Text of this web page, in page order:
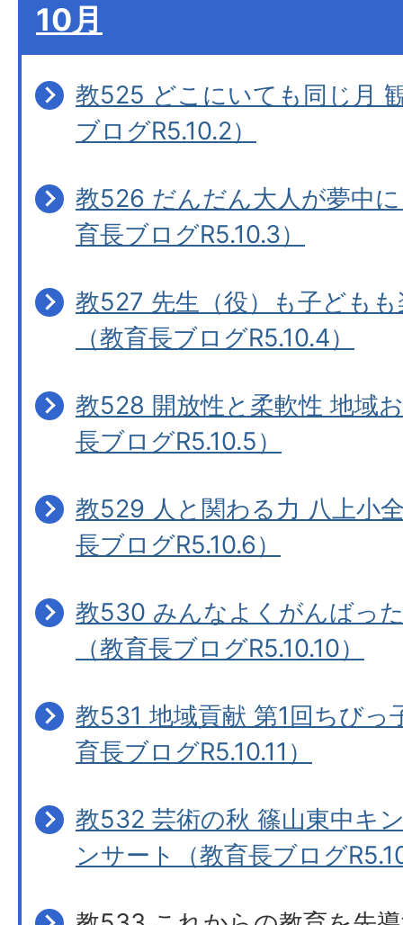
10月
教525 どこにいても同じ月
ブログR5.10.2）
教526 だんだん大人が夢中
育長ブログR5.10.3）
教527 先生（役）も子ども
（教育長ブログR5.10.4）
教528 開放性と柔軟性 地域
長ブログR5.10.5）
教529 人と関わる力 八上小
長ブログR5.10.6）
教530 みんなよくがんばっ
（教育長ブログR5.10.10）
教531 地域貢献 第1回ちびっ
育長ブログR5.10.11）
教532 芸術の秋 篠山東中キ
ンサート（教育長ブログ